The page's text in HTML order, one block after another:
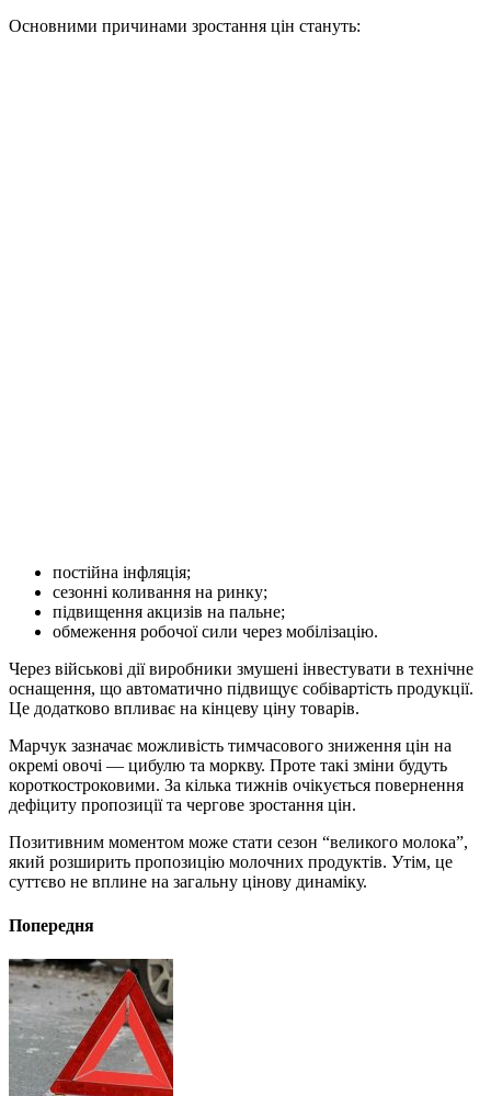
Основними причинами зростання цін стануть:
постійна інфляція;
сезонні коливання на ринку;
підвищення акцизів на пальне;
обмеження робочої сили через мобілізацію.
Через військові дії виробники змушені інвестувати в технічне
оснащення, що автоматично підвищує собівартість продукції.
Це додатково впливає на кінцеву ціну товарів.
Марчук зазначає можливість тимчасового зниження цін на
окремі овочі — цибулю та моркву. Проте такі зміни будуть
короткостроковими. За кілька тижнів очікується повернення
дефіциту пропозиції та чергове зростання цін.
Позитивним моментом може стати сезон “великого молока”,
який розширить пропозицію молочних продуктів. Утім, це
суттєво не вплине на загальну цінову динаміку.
Попередня